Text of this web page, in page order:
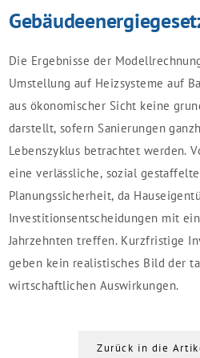
Die Ergebnisse der
Umstellung auf Heizsysteme auf
aus ökonomischer Sicht keine
darstellt, sofern Sanierungen
Lebenszyklus betrachtet werden.
eine verlässliche, sozial
Planungssicherheit, da
Investitionsentscheidungen mit
Jahrzehnten treffen. Kurzfristige
geben kein realistisches Bild der
wirtschaftlichen Auswirkungen.
Zurück in die